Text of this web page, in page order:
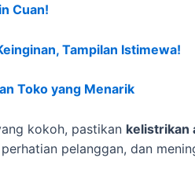
Cuan!
Tampilan Istimewa!
Toko yang Menarik
kokoh, pastikan kelistrikan
pelanggan, dan